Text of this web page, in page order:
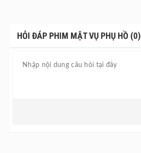
HỎI ĐÁP PHIM MẬT VỤ PHỤ HỒ (0)